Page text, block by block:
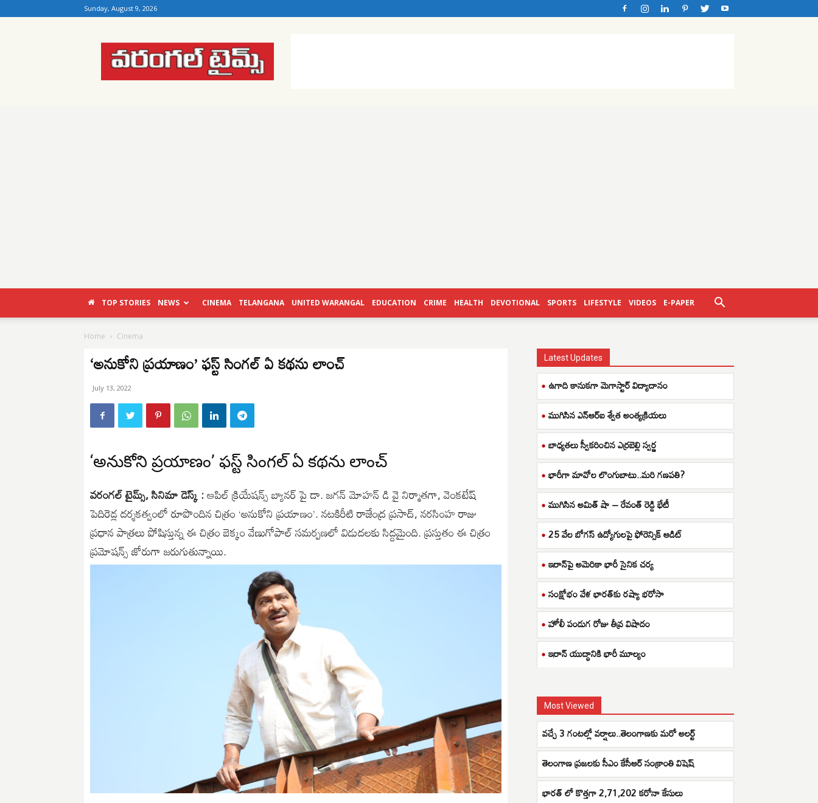
Sunday, August 9, 2026
Warangal
Times
TOP STORIES NEWS CINEMA TELANGANA UNITED WARANGAL EDUCATION CRIME HEALTH DEVOTIONAL SPORTS LIFESTYLE VIDEOS E-PAPER
Home Cinema
‘అనుకోని ప్రయాణం’ ఫస్ట్ సింగల్ ఏ కథను లాంచ్
July 13, 2022
‘అనుకోని ప్రయాణం’ ఫస్ట్ సింగల్ ఏ కథను లాంచ్
వరంగల్ టైమ్స్, సినిమా డెస్క్ :ఆపిల్ క్రియేషన్స్ బ్యానర్ పై డా. జగన్ మోహన్ డి వై నిర్మాతగా, వెంకటేష్
పెదిరెడ్ల దర్శకత్వంలో రూపొందిన చిత్రం ‘అనుకోని ప్రయాణం’. నటకిరీటి రాజేంద్ర ప్రసాద్, నరసింహ రాజు
ప్రధాన పాత్రలు పోషిస్తున్న ఈ చిత్రం బెక్కం వేణుగోపాల్ సమర్పణలో విడుదలకు సిద్దమైంది. ప్రస్తుతం ఈ చిత్రం
ప్రమోషన్స్ జోరుగా జరుగుతున్నాయి.
Latest Updates
ఉగాది కానుకగా మెగాస్టార్ విద్యాదానం
ముగిసిన ఎన్ఆర్ఐ శ్వేత అంత్యక్రియలు
బాధ్యతలు స్వీకరించిన ఎర్రబెల్లి స్వర్ణ
భారీగా మావోల లొంగుబాటు..మరి గణపతి?
ముగిసిన అమిత్ షా – రేవంత్ రెడ్డి భేటీ
25 వేల బోగస్ ఉద్యోగులపై ఫోరెన్సిక్ ఆడిట్
ఇరాన్‌పై అమెరికా భారీ సైనిక చర్య
సంక్షోభం వేళ భారత్‌కు రష్యా భరోసా
హోలీ పండుగ రోజు తీవ్ర విషాదం
ఇరాన్ యుద్ధానికి భారీ మూల్యం
Most Viewed
వచ్చే 3 గంటల్లో వర్షాలు..తెలంగాణకు మరో అలర్ట్
తెలంగాణ ప్రజలకు సీఎం కేసీఆర్ సంక్రాంతి విషెష్
భారత్ లో కొత్తగా 2,71,202 కరోనా కేసులు